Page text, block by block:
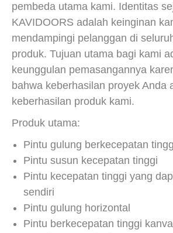
pembeda utama kami. Identitas
KAVIDOORS adalah keinginan
mendampingi pelanggan di
produk. Tujuan utama bagi kami
keunggulan pemasangannya
bahwa keberhasilan proyek Anda
keberhasilan produk kami.
Produk utama:
Pintu gulung berkecepatan
Pintu susun kecepatan tinggi
Pintu kecepatan tinggi yang
sendiri
Pintu gulung horizontal
Pintu berkecepatan tinggi